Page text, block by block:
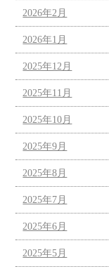
2026年2月
2026年1月
2025年12月
2025年11月
2025年10月
2025年9月
2025年8月
2025年7月
2025年6月
2025年5月